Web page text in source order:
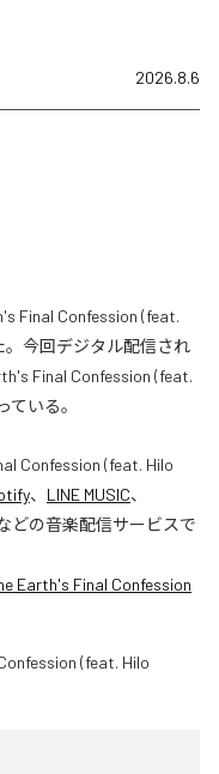
2026.8.6
Final Confession (feat.
。今回デジタル配信され
Final Confession (feat.
ている。
Confession (feat. Hilo
、 LINE MUSIC、
どの音楽配信サービスで
Earth's Final Confession